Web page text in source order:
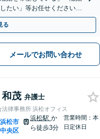
たい」等お任せください。
る
メールでお問い合わせ
茂 弁護士
法律事務所 浜松オフィス
浜松市
中央区
浜松駅 か
ら徒歩3分
営業時間：本
日定休日